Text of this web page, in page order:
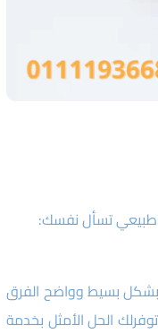
طبيعي تسأل نفسك:
بسيط وواضح الفرق
الحل الأمثل بخدمة